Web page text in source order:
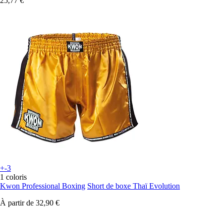
+-3
1 coloris
Kwon Professional Boxing Short de boxe Thaï Evolution
À partir de 32,90 €